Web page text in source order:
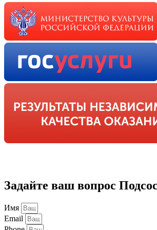
Задайте ваш вопрос
Имя
Email